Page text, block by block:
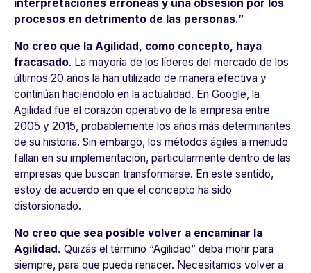
interpretaciones erróneas y una obsesión por los
procesos en detrimento de las personas.”
No creo que la Agilidad, como concepto, haya
fracasado. La mayoría de los líderes del mercado de los
últimos 20 años la han utilizado de manera efectiva y
continúan haciéndolo en la actualidad. En Google, la
Agilidad fue el corazón operativo de la empresa entre
2005 y 2015, probablemente los años más determinantes
de su historia. Sin embargo, los métodos ágiles a menudo
fallan en su implementación, particularmente dentro de las
empresas que buscan transformarse. En este sentido,
estoy de acuerdo en que el concepto ha sido
distorsionado.
No creo que sea posible volver a encaminar la
Agilidad. Quizás el término “Agilidad” deba morir para
siempre, para que pueda renacer. Necesitamos volver a